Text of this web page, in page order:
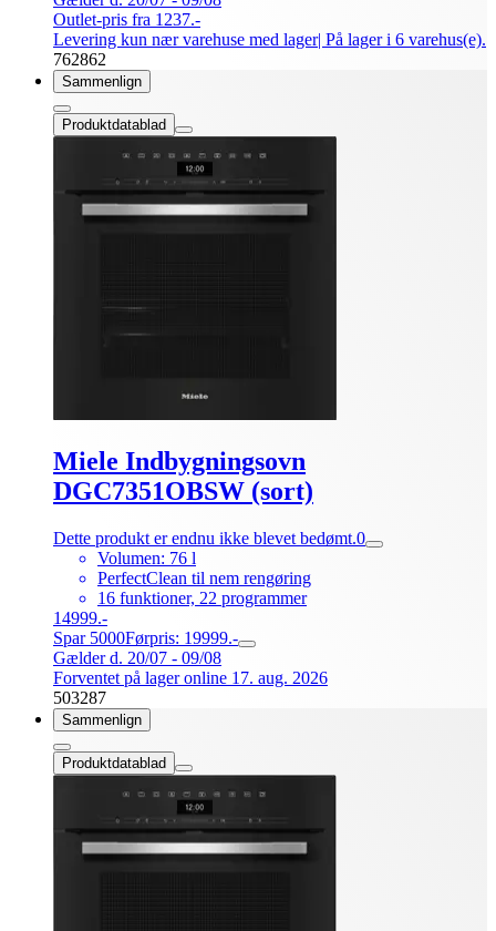
Outlet-pris fra 1237.-
Levering kun nær varehuse med lager| På lager i 6 varehus(e).
762862
Sammenlign
Produktdatablad
Miele Indbygningsovn
DGC7351OBSW (sort)
Dette produkt er endnu ikke blevet bedømt.0
Volumen: 76 l
PerfectClean til nem rengøring
16 funktioner, 22 programmer
14999.-
Spar 5000Førpris: 19999.-
Gælder d. 20/07 - 09/08
Forventet på lager online 17. aug. 2026
503287
Sammenlign
Produktdatablad